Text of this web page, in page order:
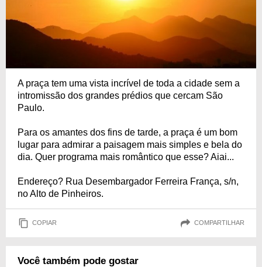
A praça tem uma vista incrível de toda a cidade sem a
intromissão dos grandes prédios que cercam São
Paulo.
Para os amantes dos fins de tarde, a praça é um bom
lugar para admirar a paisagem mais simples e bela do
dia. Quer programa mais romântico que esse? Aiai...
Endereço? Rua Desembargador Ferreira França, s/n,
no Alto de Pinheiros.
COPIAR COMPARTILHAR
Você também pode gostar